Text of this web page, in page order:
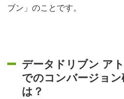
ブン」のことです。
データドリブン ア
でのコンバージョ
は？